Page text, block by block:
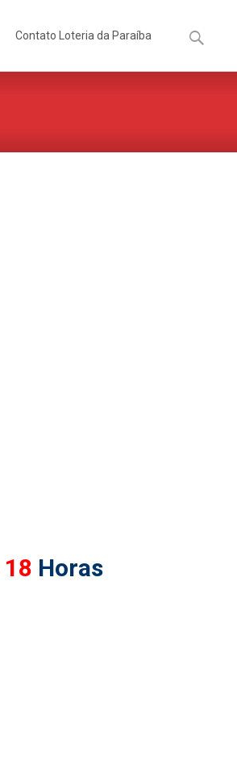
Contato Loteria da Paraíba
por:
18 Horas